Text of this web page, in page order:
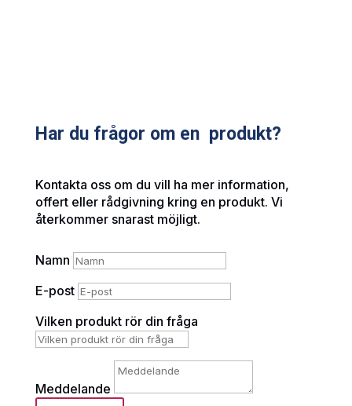
Har du frågor om en produkt?
Kontakta oss om du vill ha mer information,
offert eller rådgivning kring en produkt. Vi
återkommer snarast möjligt.
Namn
E-post
Vilken produkt rör din fråga
Meddelande